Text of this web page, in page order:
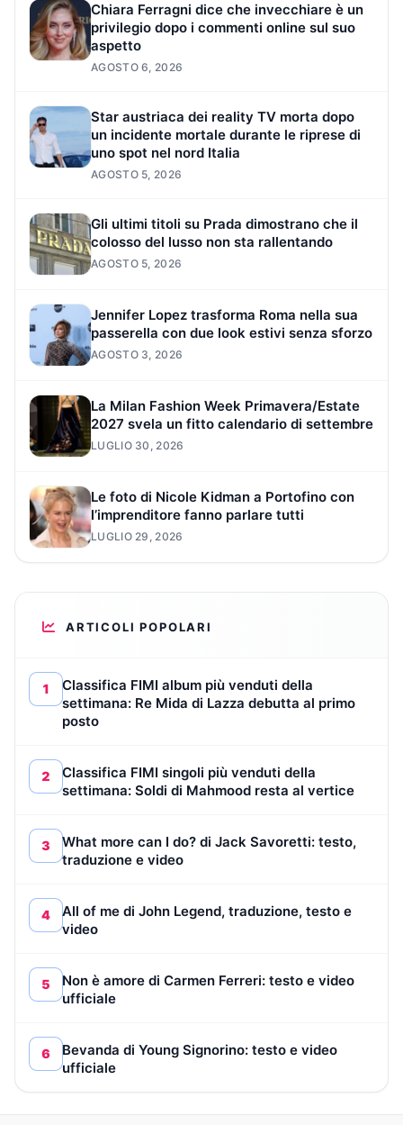
Chiara Ferragni dice che invecchiare è un
privilegio dopo i commenti online sul suo
aspetto
AGOSTO 6, 2026
Star austriaca dei reality TV morta dopo
un incidente mortale durante le riprese di
uno spot nel nord Italia
AGOSTO 5, 2026
Gli ultimi titoli su Prada dimostrano che il
colosso del lusso non sta rallentando
AGOSTO 5, 2026
Jennifer Lopez trasforma Roma nella sua
passerella con due look estivi senza sforzo
AGOSTO 3, 2026
La Milan Fashion Week Primavera/Estate
2027 svela un fitto calendario di settembre
LUGLIO 30, 2026
Le foto di Nicole Kidman a Portofino con
l’imprenditore fanno parlare tutti
LUGLIO 29, 2026
ARTICOLI POPOLARI
1
Classifica FIMI album più venduti della
settimana: Re Mida di Lazza debutta al primo
posto
2
Classifica FIMI singoli più venduti della
settimana: Soldi di Mahmood resta al vertice
3
What more can I do? di Jack Savoretti: testo,
traduzione e video
4
All of me di John Legend, traduzione, testo e
video
5
Non è amore di Carmen Ferreri: testo e video
ufficiale
6
Bevanda di Young Signorino: testo e video
ufficiale